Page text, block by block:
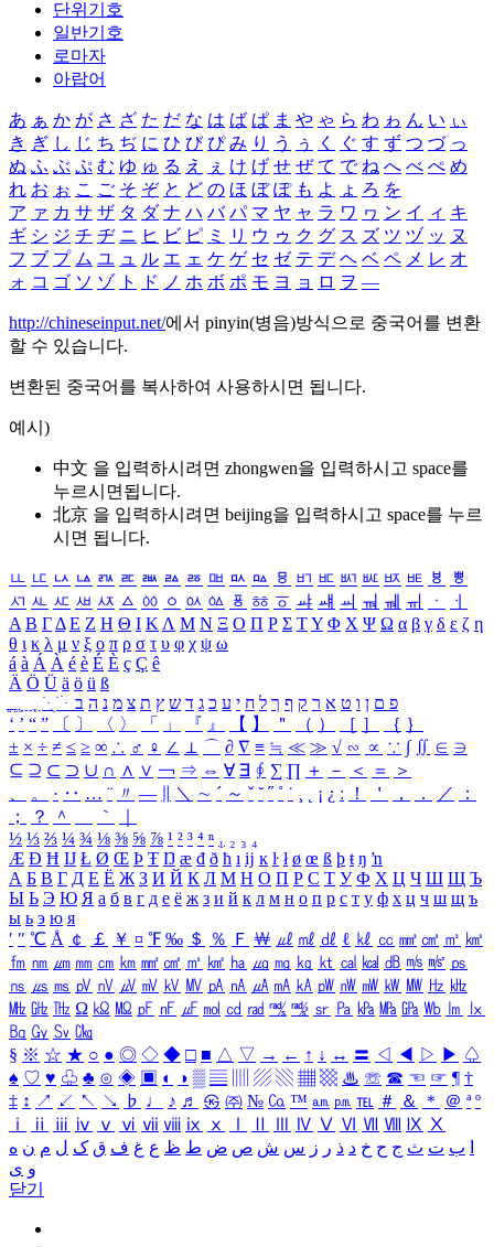
단위기호
일반기호
로마자
아랍어
あ ぁ か が さ ざ た だ な は ば ぱ ま や ゃ ら わ ゎ ん い ぃ
き ぎ し じ ち ぢ に ひ び ぴ み り う ぅ く ぐ す ず つ づ っ
ぬ ふ ぶ ぷ む ゆ ゅ る え ぇ け げ せ ぜ て で ね へ べ ぺ め
れ お ぉ こ ご そ ぞ と ど の ほ ぼ ぽ も よ ょ ろ を
ア ァ カ サ ザ タ ダ ナ ハ バ パ マ ヤ ャ ラ ワ ヮ ン イ ィ キ
ギ シ ジ チ ヂ ニ ヒ ビ ピ ミ リ ウ ゥ ク グ ス ズ ツ ヅ ッ ヌ
フ ブ プ ム ユ ュ ル エ ェ ケ ゲ セ ゼ テ デ ヘ ベ ペ メ レ オ
ォ コ ゴ ソ ゾ ト ド ノ ホ ボ ポ モ ヨ ョ ロ ヲ ―
http://chineseinput.net/에서 pinyin(병음)방식으로 중국어를 변환
할 수 있습니다.
변환된 중국어를 복사하여 사용하시면 됩니다.
예시)
中文 을 입력하시려면 zhongwen을 입력하시고 space를
누르시면됩니다.
北京 을 입력하시려면 beijing을 입력하시고 space를 누르
시면 됩니다.
ㅥ ㅦ ㅧ ㅨ ㅩ ㅪ ㅫ ㅬ ㅭ ㅮ ㅯ ㅰ ㅱ ㅲ ㅳ ㅴ ㅵ ㅶ ㅷ ㅸ
ㅹ
ㅺ ㅻ ㅼ ㅽ ㅾ ㅿ ㆀ ㆁ ㆂ ㆃ ㆄ ㆅ ㆆ ㆇ ㆈ ㆉ ㆊ ㆋ ㆌ ㆍ
ㆎ
Α Β ΓΔ Ε Ζ Η Θ Ι ΚΛ Μ Ν Ξ Ο Π Ρ Σ ΤΥ Φ Χ Ψ Ω α β γ δ ε ζ η
θ ι κ λ μ ν ξ ο π ρ σ τ υ φ χ ψ ω
á à Á À é è É È ç Ç ê
Ä Ö Ü ä ö ü ß
ִֶֹ ֻּ ׁׂ פ ם ן ו ט א ר ק ף ך ל ח י ע כ ג ד ש ץ ת צ מ נ ה ב
‘ ’ “ ” 〔 〕 〈 〉 「 」 『 』 【 】 ＂ （ ） ［ ］ ｛ ｝
± × ÷ ≠ ≤ ≥ ∞ ∴ ♂ ♀ ∠ ⊥ ⌒ ∂ ∇ ≡ ≒ ≪ ≫ √ ∽ ∝ ∵ ∫ ∬ ∈ ∋
⊆ ⊇ ⊂ ⊃ ∪ ∩ ∧ ∨ ￢ ⇒ ⇔ ∀ ∃ ∮ ∑ ∏ ＋ － ＜ ＝
＞
、
。 · ‥ … ¨ 〃 ― ＼ ∼ ´ ～ ˇ ˘ ˝ ˚ ˙ ¸ ¡ ¿ ː ！ ＇ ， ． ／
：
；
？ ＾ ｀
½ ⅓ ⅔ ¼ ¾ ⅛ ⅜ ⅝ ⅞ ¹ ² ³ ⁴ ⁿ ₁ ₂ ₃ ₄
Æ Ð Ħ Ĳ Ł Ø Œ Þ Ŧ Ŋ æ đ ð ħ ı ĳ ĸ ŀ ł ø œ ß þ ŧ ŋ ŉ
А Б В Г Д Е Ё Ж З И Й К Л М Н О П Р С Т У Ф Х Ц Ч Ш Щ Ъ
Ы Ь Э Ю Я а б в г д е ё ж з и й к л м н о п р с т у ф х ц ч ш щ ъ
ы ь э ю я
′ ″ ℃ Å ￠ ￡ ￥ ¤ ℉ ‰ ＄ ％ Ｆ ￦ ㎕ ㎖ ㎗ ℓ ㎘ ㏄ ㎣ ㎤ ㎥ ㎦
㎙ ㎚ ㎛ ㎜ ㎝ ㎞ ㎟ ㎠ ㎡ ㎢ ㏊ ㎍ ㎎ ㎏ ㏏ ㎈ ㎉ ㏈ ㎧ ㎨ ㎰
㎱ ㎲ ㎳ ㎴ ㎵ ㎶ ㎷ ㎸ ㎹ ㎀ ㎁ ㎂ ㎃ ㎄ ㎺ ㎻ ㎽ ㎾ ㎿ ㎐ ㎑
㎒ ㎓ ㎔ Ω ㏀ ㏁ ㎊ ㎋ ㎌ ㏖ ㏅ ㎭ ㎮ ㎯ ㏛ ㎩ ㎪ ㎫ ㎬ ㏝ ㏐
㏓
㏃ ㏉ ㏜ ㏆
§ ※ ☆ ★ ○ ● ◎ ◇ ◆ □ ■ △ ▽ → ← ↑ ↓ ↔ 〓 ◁ ◀ ▷ ▶ ♤
♠ ♡ ♥ ♧ ♣ ⊙ ◈ ▣ ◐ ◑ ▒ ▤ ▨ ▧ ▦ ▩ ♨ ☏ ☎ ☜ ☞ ¶ †
‡ ↕ ↗ ↙ ↖ ↘ ♭ ♩ ♪ ♬ ㉿ ㈜ № ㏇ ™ ㏂ ㏘ ℡ ＃ ＆ ＊ ＠ ª º
ⅰ
ⅱ ⅲ ⅳ ⅴ ⅵ ⅶ ⅷ ⅸ ⅹ Ⅳ Ⅴ Ⅵ Ⅶ Ⅷ Ⅸ Ⅹ
ب ت ث ج ح خ د ذ ر ز س ش ص ض ط ظ ع غ ف ق ک ل م ن ه
و ی
닫기